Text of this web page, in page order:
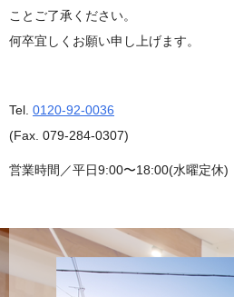
ことご了承ください。
何卒宜しくお願い申し上げます。
Tel. 0120-92-0036
(Fax. 079-284-0307)
営業時間／平日9:00〜18:00(水曜定休)